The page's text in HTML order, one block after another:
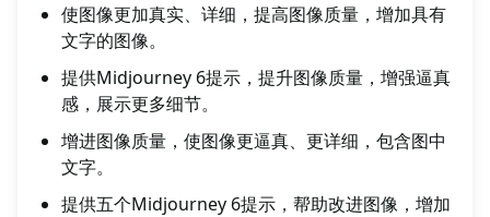
使图像更加真实、详细，提高图像质量，增加具有
文字的图像。
提供Midjourney 6提示，提升图像质量，增强逼真
感，展示更多细节。
增进图像质量，使图像更逼真、更详细，包含图中
文字。
提供五个Midjourney 6提示，帮助改进图像，增加